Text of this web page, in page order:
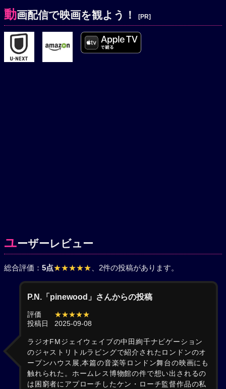
動画配信で映画を観よう！ [PR]
ユーザーレビュー
総合評価： 5点★★★★★ 、2件の投稿があります。
P.N.「pinewood」さんからの投稿
評価
★★★★★
投稿日
2025-09-08
ラジオFMジェイウェイブの中田絢千ナビゲーション
のジャストリトルラビングで紹介されたロンドンのオ
ープンハウス展,本篇の音楽等ロンドン舞台の映画にも
触れられた。ホームレス博物館の件で想い出されるの
は困窮者にアプローチしたケン・ローチ監督作品の私